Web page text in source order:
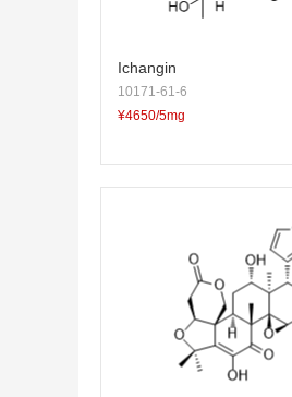
Ichangin
10171-61-6
¥4650/5mg